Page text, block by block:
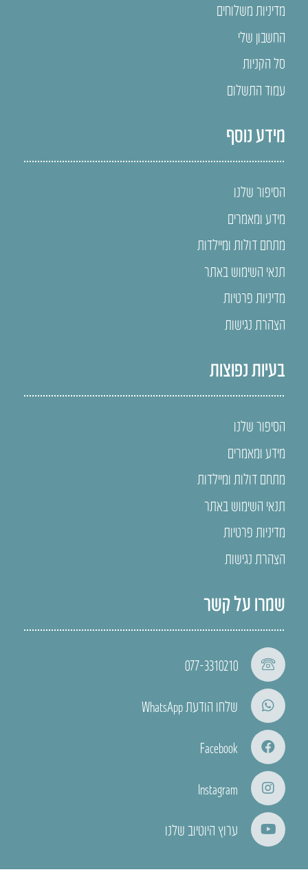
מדיניות משלוחים
החשבון שלי
סל הקניות
עמוד התשלום
מידע נוסף
הסיפור שלנו
מידע ומאמרים
מתחם דולות ומיילדות
תנאי השימוש באתר
מדיניות פרטיות
הצהרת נגישות
בעיות נפוצות
הסיפור שלנו
מידע ומאמרים
מתחם דולות ומיילדות
תנאי השימוש באתר
מדיניות פרטיות
הצהרת נגישות
שמרו על קשר
077-3310210
שלחו הודעת WhatsApp
Facebook
Instagram
ערוץ היוטיוב שלנו